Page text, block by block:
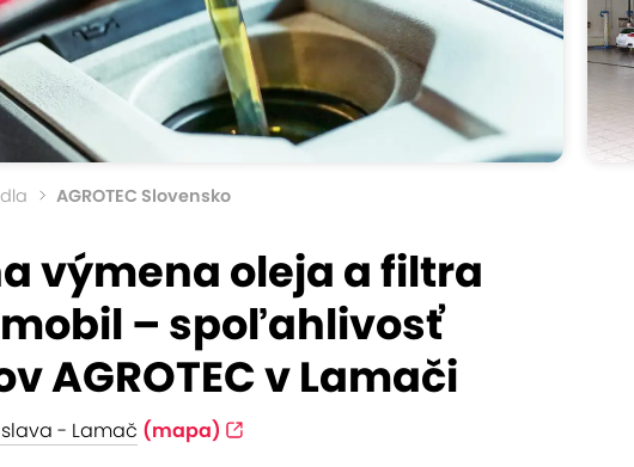
AGROTEC Slovensko
výmena oleja a filtra
– spoľahlivosť
AGROTEC v Lamači
- Lamač (mapa)